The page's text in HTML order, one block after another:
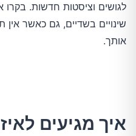
לגושים וציסטות חדשות.
שינויים בשדיים, גם כאשר
אותך.
איך מגיעים